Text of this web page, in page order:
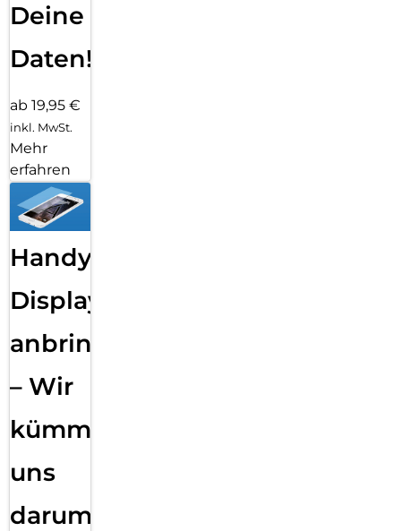
Deine
Daten!
ab 19,95 €
inkl. MwSt.
Mehr
erfahren
Handy
Displayfolie
anbringen
– Wir
kümmern
uns
darum!